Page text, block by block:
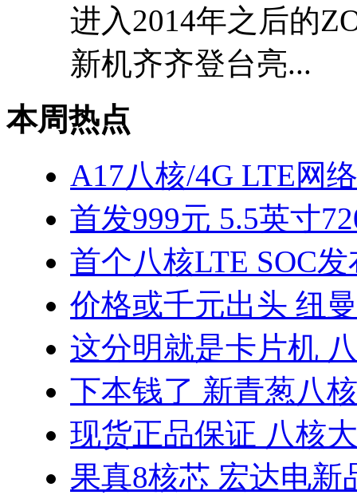
进入2014年之后的
新机齐齐登台亮...
本周热点
A17八核/4G LTE网
首发999元 5.5英寸
首个八核LTE SOC
价格或千元出头 纽
这分明就是卡片机
下本钱了 新青葱八
现货正品保证 八核
果真8核芯 宏达电新